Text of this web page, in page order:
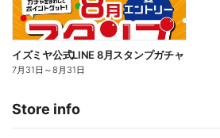
イズミヤ公式LINE 8月スタンプガチャ
7月31日 ～8月31日
Store info